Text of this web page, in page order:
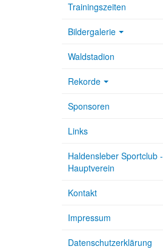
Trainingszeiten
Bildergalerie
Waldstadion
Rekorde
Sponsoren
Links
Haldensleber Sportclub -
Hauptverein
Kontakt
Impressum
Datenschutzerklärung